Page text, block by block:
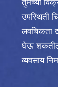
उपस्थिती
लवचिकता
घेऊ
व्यवसाय